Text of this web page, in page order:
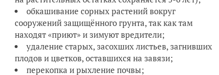
обкашивание сорных растений вокруг
сооружений защищённого грунта, так как там
находят «приют» и зимуют вредители;
удаление старых, засохших листьев, загнивших
плодов и цветков, оставшихся на завязи;
перекопка ирыхление почвы;